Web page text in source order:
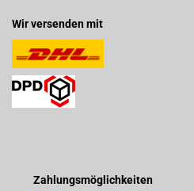
Wir versenden mit
Zahlungsmöglichkeiten